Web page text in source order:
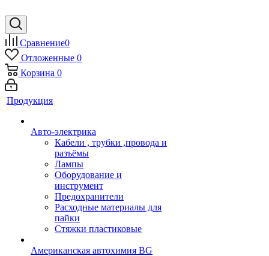
Сравнение0
Отложенные 0
Корзина 0
Продукция
Авто-электрика
Кабели , трубки ,провода и
разъёмы
Лампы
Оборудование и
инструмент
Предохранители
Расходные материалы для
пайки
Стяжки пластиковые
Американская автохимия BG